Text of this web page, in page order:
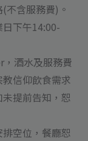
不含服務費)。
下午14:00-
酒水及服務費
信仰飲食需求
提前告知，恕
空位，餐廳恕